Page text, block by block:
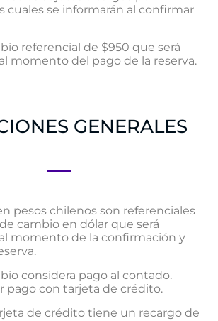
cuales se informarán al confirmar
referencial de $950 que será
momento del pago de la reserva.
GENERALES
pesos chilenos son referenciales
cambio en dólar que será
momento de la confirmación y
considera pago al contado.
pago con tarjeta de crédito.
de crédito tiene un recargo de